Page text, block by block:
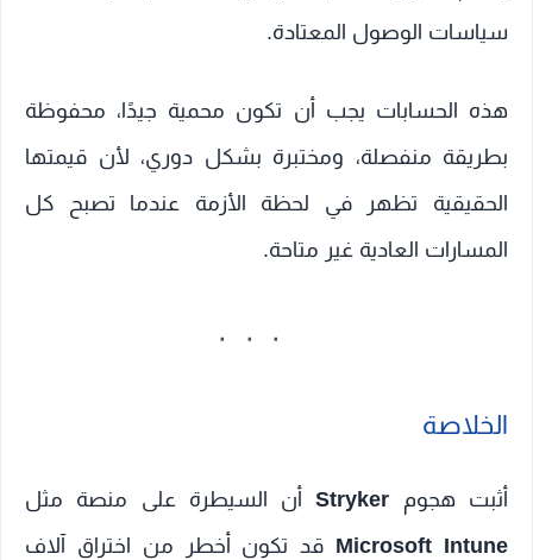
سياسات الوصول المعتادة.
هذه الحسابات يجب أن تكون محمية جيدًا، محفوظة
بطريقة منفصلة، ومختبرة بشكل دوري، لأن قيمتها
الحقيقية تظهر في لحظة الأزمة عندما تصبح كل
المسارات العادية غير متاحة.
الخلاصة
أثبت هجوم Strykerأن السيطرة على منصة مثل
Microsoft Intune قد تكون أخطر من اختراق آلاف